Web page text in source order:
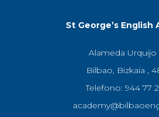
St George’s English
Alameda Urquijo
Bilbao, Bizkaia ,
Telefono: 944 77